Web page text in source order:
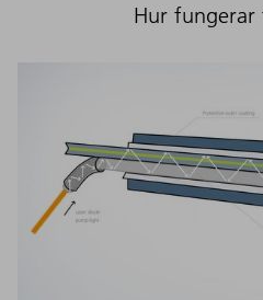
Hur fungerar